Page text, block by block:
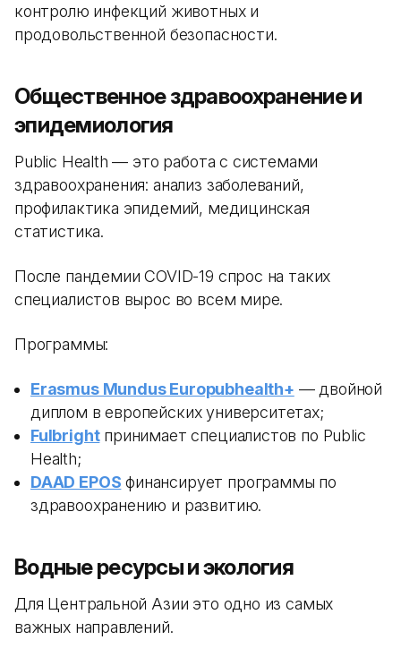
контролю инфекций животных и
продовольственной безопасности.
Общественное здравоохранение и
эпидемиология
Public Health — это работа с системами
здравоохранения: анализ заболеваний,
профилактика эпидемий, медицинская
статистика.
После пандемии COVID-19 спрос на таких
специалистов вырос во всем мире.
Программы:
Erasmus Mundus Europubhealth+ — двойной
диплом в европейских университетах;
Fulbrightпринимает специалистов по Public
Health;
DAAD EPOS финансирует программы по
здравоохранению и развитию.
Водные ресурсы и экология
Для Центральной Азии это одно из самых
важных направлений.